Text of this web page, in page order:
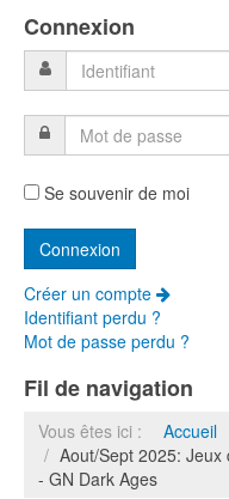
Connexion
Se souvenir de moi
Créer un compte
Identifiant perdu ?
Mot de passe perdu ?
Fil de navigation
Vous êtes ici :
Accueil
Aout/Sept 2025:
- GN Dark Ages
précédente
précédent
suivante
suivant